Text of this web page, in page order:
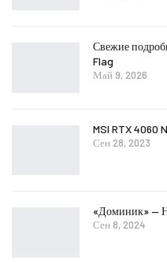
Свежие
Flag
Май 9, 2026
MSI RTX
Сен 28, 2023
«Доминик» —
Сен 8, 2024